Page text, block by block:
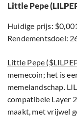
Little Pepe
Huidige prijs:
Rendementsdoel:
Little Pepe
memecoin; het is
memelandschap.
compatibele Layer
maakt, met vrijwel